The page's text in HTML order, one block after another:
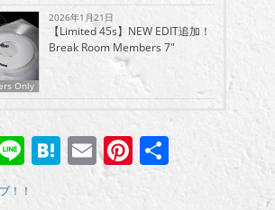
Only
2026年1月21日
【Limited 45s】NEW EDIT追加！
Break Room Members 7″
LineHatena
EmailPinterest
！！